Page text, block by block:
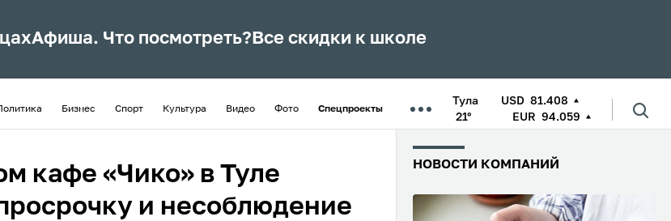
Афиша. Что посмотреть? Все скидки к школе
Бизнес Спорт Культура Видео Фото Спецпроекты
Тула
21°
USD 81.408
EUR 94.059
кафе «Чико» в Туле
и несоблюдение
НОВОСТИ КОМПАНИЙ